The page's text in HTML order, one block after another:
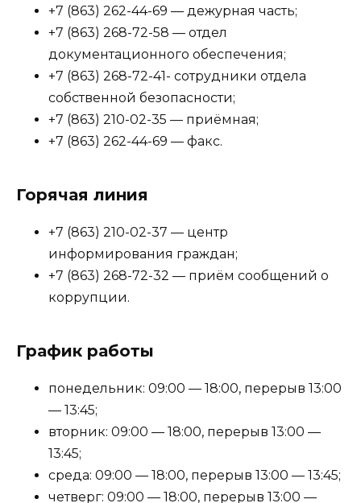
+7 (863) 262-44-69 — дежурная часть;
+7 (863) 268-72-58 — отдел
документационного обеспечения;
+7 (863) 268-72-41- сотрудники отдела
собственной безопасности;
+7 (863) 210-02-35 — приёмная;
+7 (863) 262-44-69 — факс.
Горячая линия
+7 (863) 210-02-37 — центр
информирования граждан;
+7 (863) 268-72-32 — приём сообщений о
коррупции.
График работы
понедельник: 09:00 — 18:00, перерыв 13:00
— 13:45;
вторник: 09:00 — 18:00, перерыв 13:00 —
13:45;
среда: 09:00 — 18:00, перерыв 13:00 — 13:45;
четверг: 09:00 — 18:00, перерыв 13:00 —